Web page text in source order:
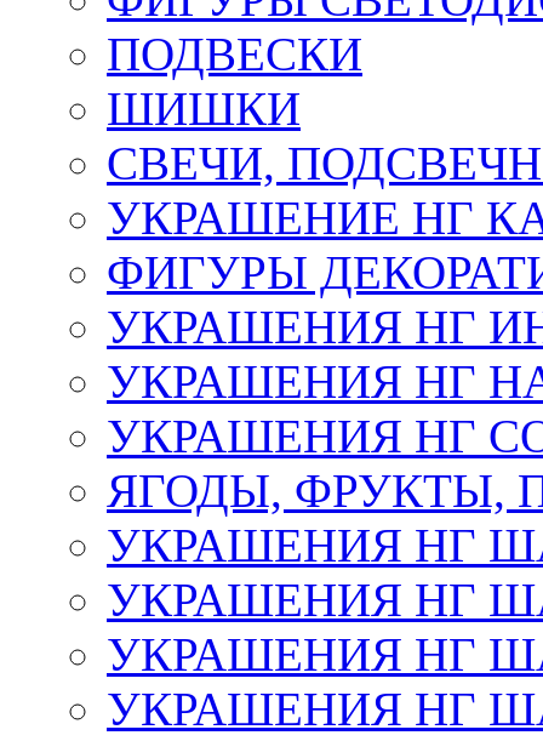
ПОДВЕСКИ
ШИШКИ
СВЕЧИ,
УКРАШЕНИЕ НГ
ФИГУРЫ
УКРАШЕНИЯ НГ
УКРАШЕНИЯ НГ
УКРАШЕНИЯ НГ
ЯГОДЫ, ФРУКТЫ,
УКРАШЕНИЯ НГ
УКРАШЕНИЯ НГ
УКРАШЕНИЯ НГ
УКРАШЕНИЯ НГ